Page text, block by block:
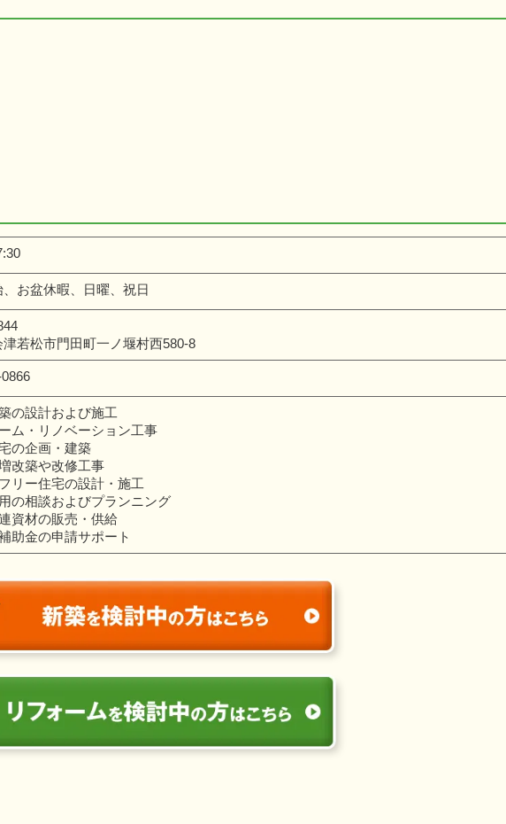
お盆休暇、日曜、祝日
若松市門田町一ノ堰村西580-8
の設計および施工
ム・リノベーション工事
の企画・建築
改築や改修工事
リー住宅の設計・施工
の相談およびプランニング
資材の販売・供給
助金の申請サポート